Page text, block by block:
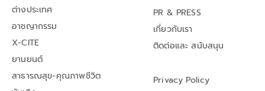
ต่างประเทศ
อาชญากรรม
X-CITE
ยานยนต์
สาธารณสุข-คุณภาพชีวิต
PR & PRESS
เกี่ยวกับเรา
ติดต่อและ สนับสนุน
Privacy Policy